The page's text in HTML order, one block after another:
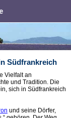
Südfrankreich
Vielfalt an
und Tradition. Die
sich in Südfrankreich
und seine Dörfer,